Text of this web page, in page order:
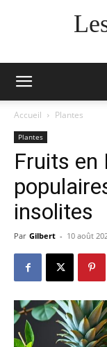
Accueil Plantes
Plantes
Fruits en
insolites
Par Gilbert - 10 août